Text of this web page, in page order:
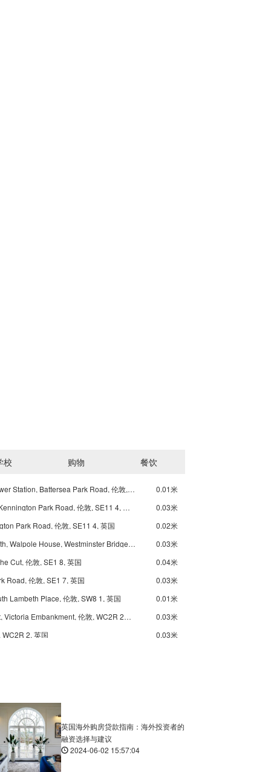
校 购物 餐饮
Underground Battersea Power Station, Battersea Park Road, 伦敦, SW8 4, 英国
0.01米
Underground Kennington, Kennington Park Road, 伦敦, SE11 4, 英国
0.03米
Park Road, 伦敦, SE11 4, 英国
0.02米
Underground-Lambeth North, Walpole House, Westminster Bridge Road, 伦敦, SE1 7, 英国
0.03米
Cut, 伦敦, SE1 8, 英国
0.04米
Road, 伦敦, SE1 7, 英国
0.03米
Lambeth Place, 伦敦, SW8 1, 英国
0.01米
Underground-Embankment, Victoria Embankment, 伦敦, WC2R 2PR, 英国
0.03米
2, 英国
0.03米
Underground-Charing Cross, Trafalgar Square, 伦敦, WC2N 5DP, 英国
0.03米
Trafalgar Square, 伦敦, WC2N 5, 英国
伦敦, W1J 0BA, 英国
英国海外购房贷款指南：海外投资者的
融资选择与建议
2024-06-02 15:57:04